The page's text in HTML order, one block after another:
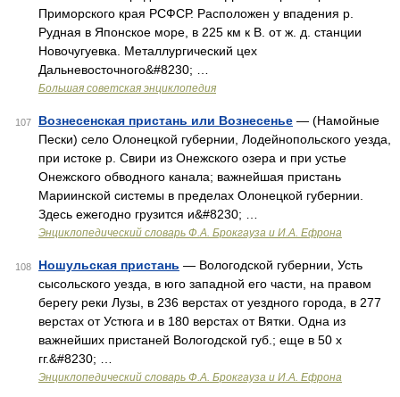
Приморского края РСФСР. Расположен у впадения р.
Рудная в Японское море, в 225 км к В. от ж. д. станции
Новочугуевка. Металлургический цех
Дальневосточного&#8230; …
Большая советская энциклопедия
107 Вознесенская пристань или Вознесенье — (Намойные
Пески) село Олонецкой губернии, Лодейнопольского уезда,
при истоке р. Свири из Онежского озера и при устье
Онежского обводного канала; важнейшая пристань
Мариинской системы в пределах Олонецкой губернии.
Здесь ежегодно грузится и&#8230; …
Энциклопедический словарь Ф.А. Брокгауза и И.А. Ефрона
108 Ношульская пристань — Вологодской губернии, Усть
сысольского уезда, в юго западной его части, на правом
берегу реки Лузы, в 236 верстах от уездного города, в 277
верстах от Устюга и в 180 верстах от Вятки. Одна из
важнейших пристаней Вологодской губ.; еще в 50 х
гг.&#8230; …
Энциклопедический словарь Ф.А. Брокгауза и И.А. Ефрона